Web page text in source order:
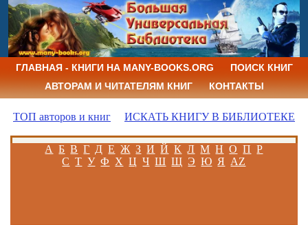
ГЛАВНАЯ - КНИГИ НА MANY-BOOKS.ORG
ПОИСК КНИГ
АВТОРАМ И ЧИТАТЕЛЯМ КНИГ
КОНТАКТЫ
ТОП авторов и книг ИСКАТЬ КНИГУ В БИБЛИОТЕКЕ
А Б В Г Д Е Ж З И Й К Л М Н О П Р
С Т У Ф Х Ц Ч Ш Щ Э Ю Я AZ